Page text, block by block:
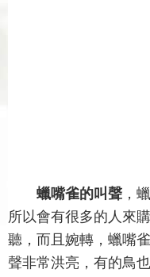
蠟嘴雀的叫聲 ，
所以會有很多的人來
聽，而且婉轉，蠟嘴
聲非常洪亮，有的鳥